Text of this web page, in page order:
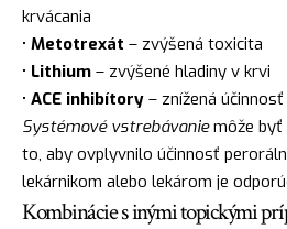
krvácania
• Metotrexát – zvýšená toxicita
• Lithium – zvýšené hladiny v krvi
• ACE inhibítory – znížená účinnosť
Systémové vstrebávaniemôže byť
to, aby ovplyvnilo účinnosť
lekárnikom alebo lekárom je
Kombinácie s inými topickými